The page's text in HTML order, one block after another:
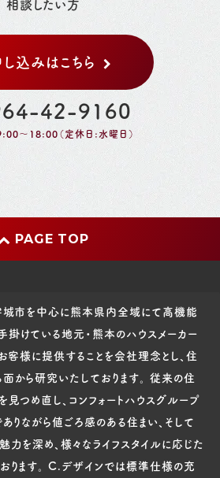
相談したい方
込みはこちら
42-9160
～18:00（定休日:水曜日）
PAGE TOP
城市を中心に熊本県内全域にて高機能
けている地元・熊本のハウスメーカー
客様に提供することを会社理念とし、住
から研究いたしております。 従来の住
見つめ直し、コンフォートハウスグループ
りながら値ごろ感のある住まい、そして
力を深め、様々なライフスタイルに応じた
ります。 C.デザインでは標準仕様の充